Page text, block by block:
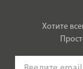
Хотите